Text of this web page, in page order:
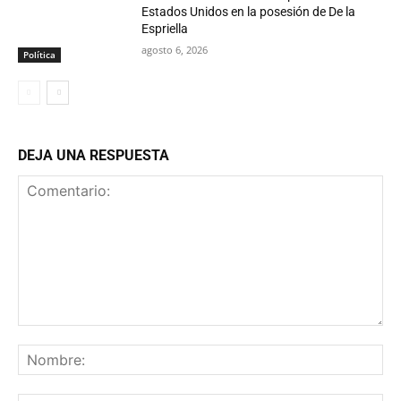
Política
Estados Unidos en la posesión de De la
Espriella
agosto 6, 2026
DEJA UNA RESPUESTA